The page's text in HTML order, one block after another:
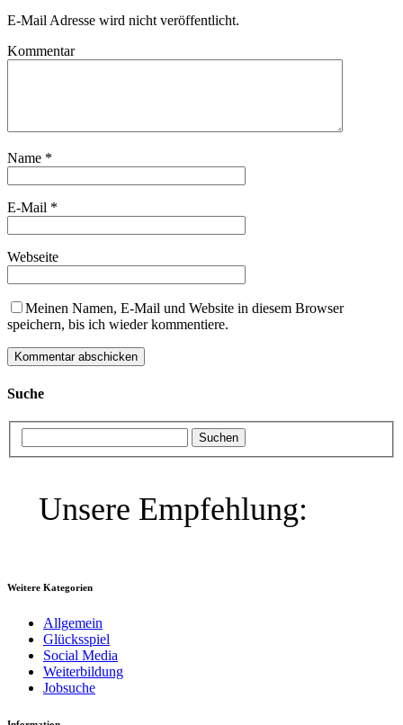
E-Mail Adresse wird nicht veröffentlicht.
Kommentar
Name *
E-Mail *
Webseite
Meinen Namen, E-Mail und Website in diesem Browser
speichern, bis ich wieder kommentiere.
Suche
Unsere Empfehlung:
Weitere Kategorien
Allgemein
Glücksspiel
Social Media
Weiterbildung
Jobsuche